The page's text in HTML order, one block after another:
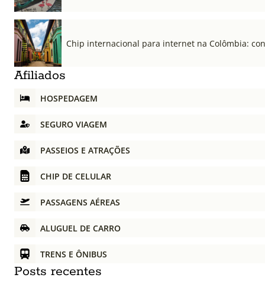
Chip internacional para internet na Colômbia:
Afiliados
HOSPEDAGEM
SEGURO VIAGEM
PASSEIOS E ATRAÇÕES
CHIP DE CELULAR
PASSAGENS AÉREAS
ALUGUEL DE CARRO
TRENS E ÔNIBUS
Posts recentes